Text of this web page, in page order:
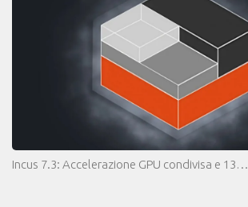
Incus 7.3: Accelerazione GPU condivisa e 13…